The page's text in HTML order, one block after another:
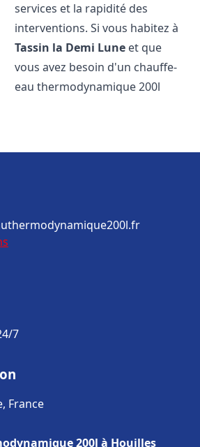
services et la rapidité des
interventions. Si vous habitez à
Tassin la Demi Lune et que
vous avez besoin d'un chauffe-
eau thermodynamique 200l
7
France
200l à Houilles